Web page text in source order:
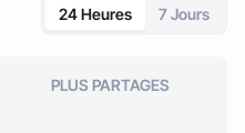
24 Heures 7 Jours
PLUS PARTAGES